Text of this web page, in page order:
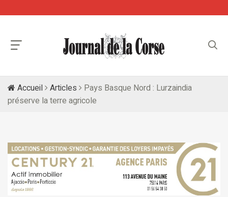
Accueil Articles
Pays Basque Nord : Lurzaindia
préserve la terre agricole